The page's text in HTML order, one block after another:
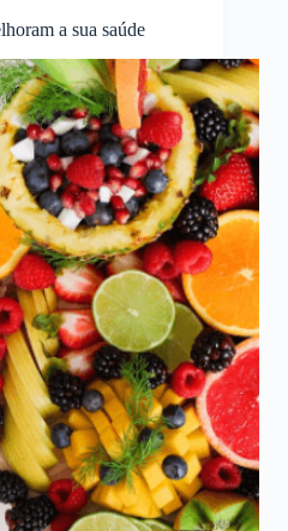
a sua saúde